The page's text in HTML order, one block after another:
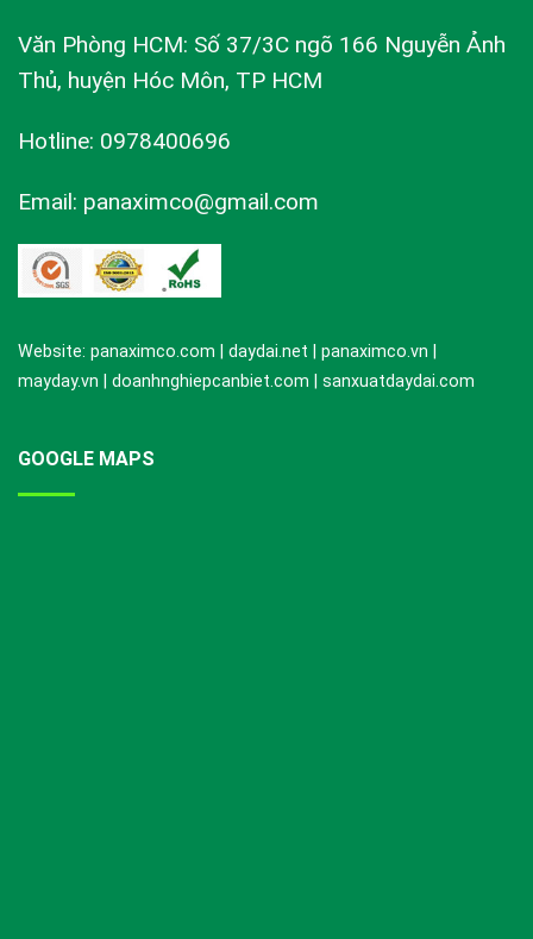
Văn Phòng HCM: Số 37/3C ngõ 166 Nguyễn Ảnh
Thủ, huyện Hóc Môn, TP HCM
Hotline: 0978400696
Email: panaximco@gmail.com
Website: panaximco.com | daydai.net | panaximco.vn |
mayday.vn | doanhnghiepcanbiet.com | sanxuatdaydai.com
GOOGLE MAPS